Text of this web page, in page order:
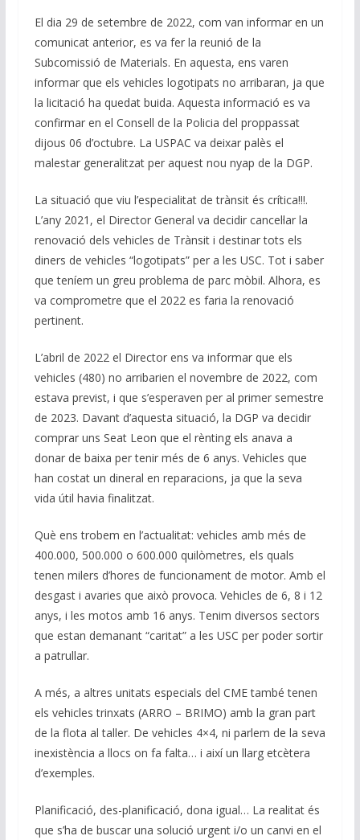
n o
k
p
p
m n
k
El dia 29 de setembre de 2022, com van informar en un
comunicat anterior, es va fer la reunió de la
Subcomissió de Materials. En aquesta, ens varen
informar que els vehicles logotipats no arribaran, ja que
la licitació ha quedat buida. Aquesta informació es va
confirmar en el Consell de la Policia del proppassat
dijous 06 d’octubre. La USPAC va deixar palès el
malestar generalitzat per aquest nou nyap de la DGP.
La situació que viu l’especialitat de trànsit és crítica!!!.
L’any 2021, el Director General va decidir cancel·lar la
renovació dels vehicles de Trànsit i destinar tots els
diners de vehicles “logotipats” per a les USC. Tot i saber
que teníem un greu problema de parc mòbil. Alhora, es
va comprometre que el 2022 es faria la renovació
pertinent.
L’abril de 2022 el Director ens va informar que els
vehicles (480) no arribarien el novembre de 2022, com
estava previst, i que s’esperaven per al primer semestre
de 2023. Davant d’aquesta situació, la DGP va decidir
comprar uns Seat Leon que el rènting els anava a
donar de baixa per tenir més de 6 anys. Vehicles que
han costat un dineral en reparacions, ja que la seva
vida útil havia finalitzat.
Què ens trobem en l’actualitat: vehicles amb més de
400.000, 500.000 o 600.000 quilòmetres, els quals
tenen milers d’hores de funcionament de motor. Amb el
desgast i avaries que això provoca. Vehicles de 6, 8 i 12
anys, i les motos amb 16 anys. Tenim diversos sectors
que estan demanant “caritat” a les USC per poder sortir
a patrullar.
A més, a altres unitats especials del CME també tenen
els vehicles trinxats (ARRO – BRIMO) amb la gran part
de la flota al taller. De vehicles 4×4, ni parlem de la seva
inexistència a llocs on fa falta… i així un llarg etcètera
d’exemples.
Planificació, des-planificació, dona igual… La realitat és
que s’ha de buscar una solució urgent i/o un canvi en el